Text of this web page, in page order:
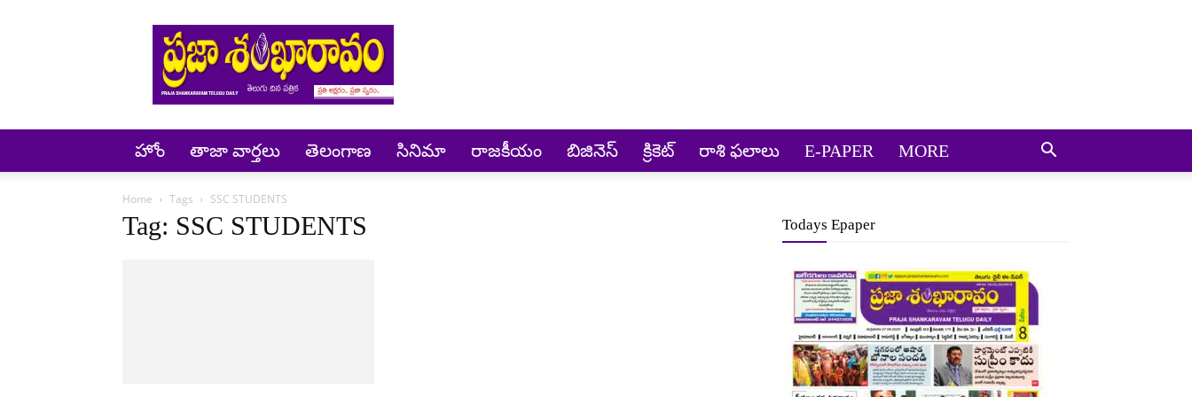
Prajashankaravam
హోం తాజా వార్తలు తెలంగాణ సినిమా రాజకీయం బిజినెస్ క్రికెట్‌ రాశి ఫలాలు E-PAPER MORE
Home Tags SSC STUDENTS
Tag: SSC STUDENTS Todays Epaper